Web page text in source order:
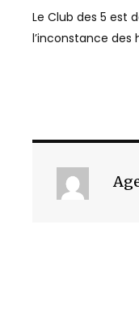
Le Club des 5 est
l’inconstance des